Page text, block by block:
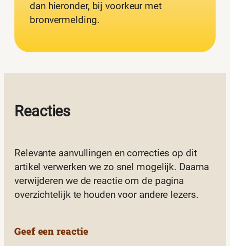
dan hieronder, bij voorkeur met
bronvermelding.
Reacties
Relevante aanvullingen en correcties op dit
artikel verwerken we zo snel mogelijk. Daarna
verwijderen we de reactie om de pagina
overzichtelijk te houden voor andere lezers.
Geef een reactie